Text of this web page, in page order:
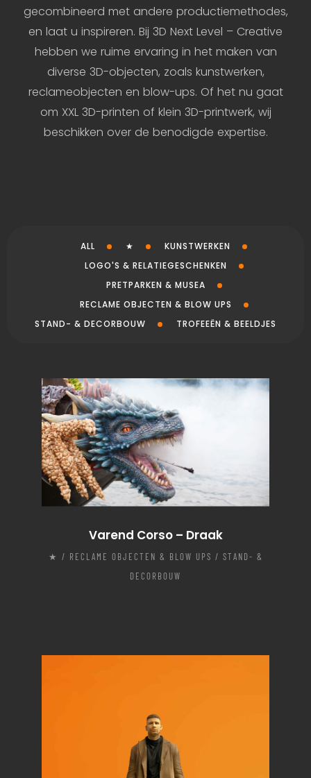
gecombineerd met andere productiemethodes,
en laat u inspireren. Bij 3D Next Level – Creative
hebben we ruime ervaring in het maken van
diverse 3D-objecten, zoals kunstwerken,
reclameobjecten en blow-ups. Of het nu gaat
om XXL 3D-printen of klein 3D-printwerk, wij
beschikken over de benodigde expertise.
ALL ★
KUNSTWERKEN
LOGO'S & RELATIEGESCHENKEN
PRETPARKEN & MUSEA
RECLAME OBJECTEN & BLOW UPS
STAND- & DECORBOUW
TROFEEËN & BEELDJES
Varend Corso – Draak
★ / RECLAME OBJECTEN & BLOW UPS / STAND- &
DECORBOUW